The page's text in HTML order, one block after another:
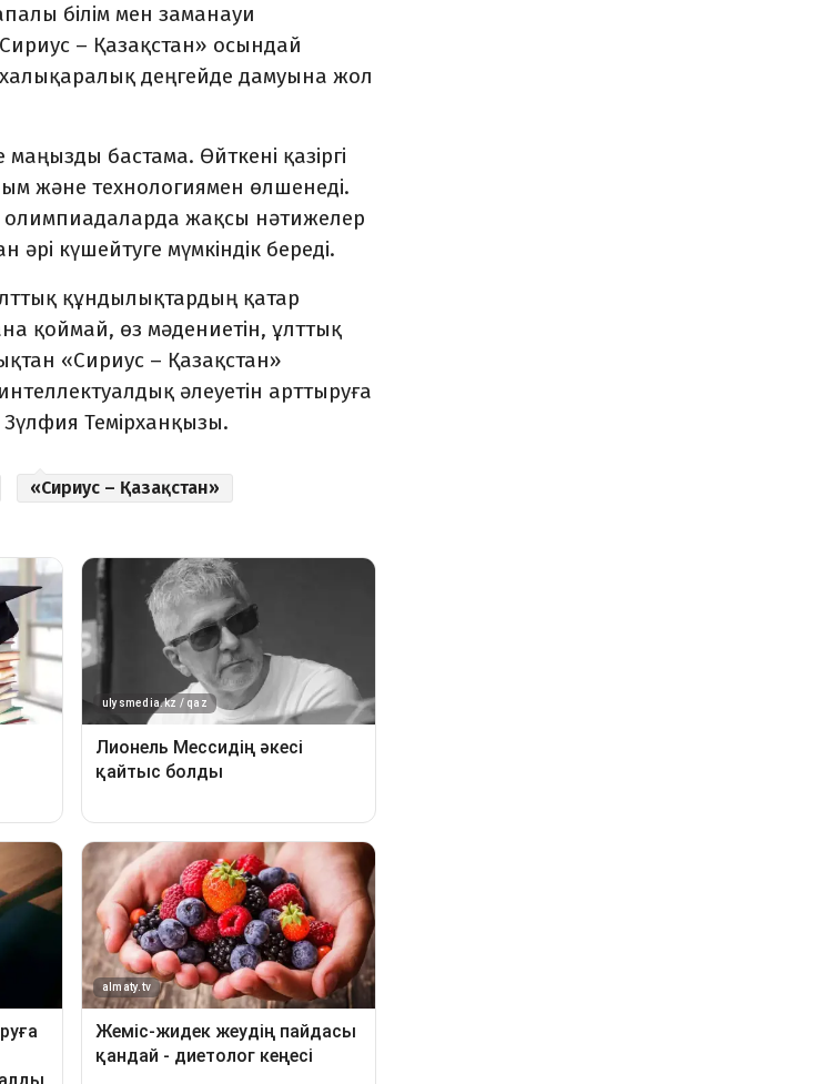
білім мен заманауи
– Қазақстан» осындай
деңгейде дамуына жол
бастама. Өйткені қазіргі
және технологиямен өлшенеді.
олимпиадаларда жақсы нәтижелер
әрі күшейтуге мүмкіндік береді.
құндылықтардың қатар
қоймай, өз мәдениетін, ұлттық
«Сириус – Қазақстан»
әлеуетін арттыруға
Темірханқызы.
«Сириус – Қазақстан»